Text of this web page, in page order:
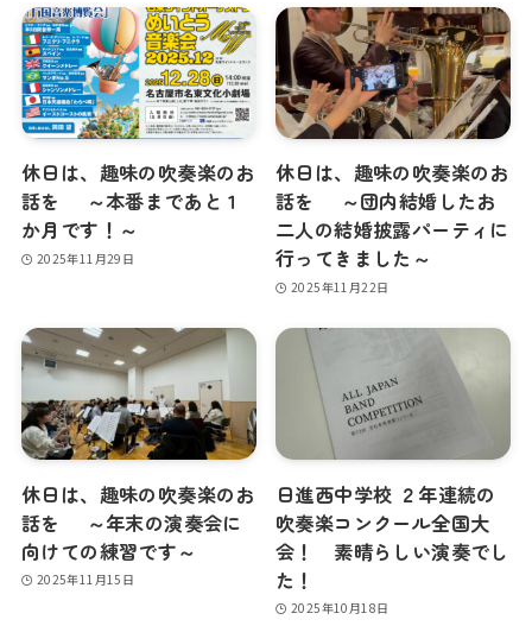
休日は、趣味の吹奏楽のお
話を ～本番まであと１
か月です！～
2025年11月29日
休日は、趣味の吹奏楽のお
話を ～団内結婚したお
二人の結婚披露パーティに
行ってきました～
2025年11月22日
休日は、趣味の吹奏楽のお
話を ～年末の演奏会に
向けての練習です～
2025年11月15日
日進西中学校 ２年連続の
吹奏楽コンクール全国大
会！ 素晴らしい演奏でし
た！
2025年10月18日